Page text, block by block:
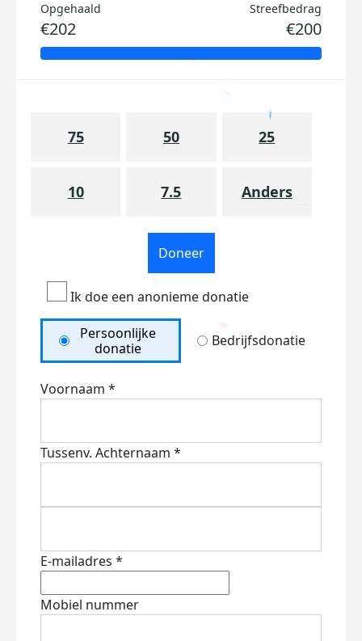
Opgehaald
€202
Streefbedrag
€200
75 50 25
10 7.5 Anders
Doneer
Ik doe een anonieme donatie
Persoonlijke
donatie
Bedrijfsdonatie
Voornaam *
Tussenv. Achternaam *
E-mailadres *
Mobiel nummer